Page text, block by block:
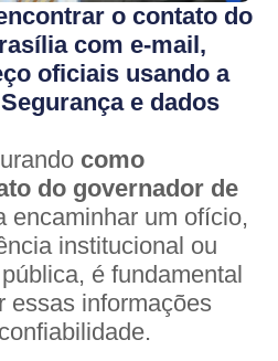
o contato do
com e-mail,
oficiais usando a
e dados
como
do governador de
encaminhar um ofício,
institucional ou
é fundamental
essas informações